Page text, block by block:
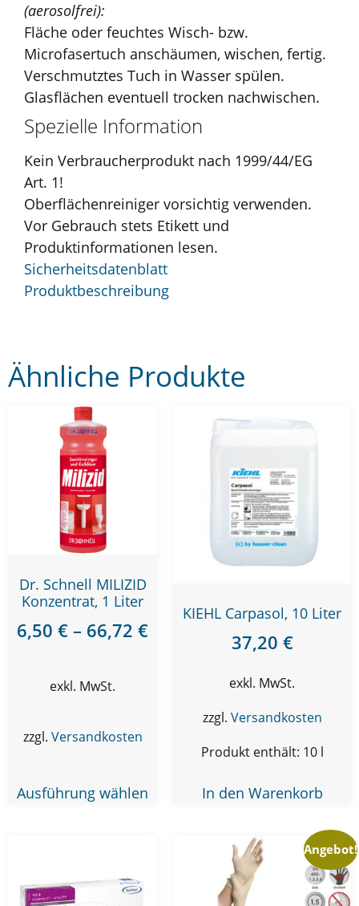
(aerosolfrei):
Fläche oder feuchtes Wisch- bzw.
Microfasertuch anschäumen, wischen, fertig.
Verschmutztes Tuch in Wasser spülen.
Glasflächen eventuell trocken nachwischen.
Spezielle Information
Kein Verbraucherprodukt nach 1999/44/EG
Art. 1!
Oberflächenreiniger vorsichtig verwenden.
Vor Gebrauch stets Etikett und
Produktinformationen lesen.
Sicherheitsdatenblatt
Produktbeschreibung
Ähnliche Produkte
Dr. Schnell MILIZID
Konzentrat, 1 Liter
6,50 € – 66,72 €
exkl. MwSt.
zzgl. Versandkosten
Ausführung wählen
KIEHL Carpasol, 10 Liter
37,20 €
exkl. MwSt.
zzgl. Versandkosten
Produkt enthält: 10 l
In den Warenkorb
Angebot!